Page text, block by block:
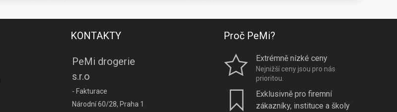
KONTAKTY
PeMi drogerie
s.r.o
- Fakturace
Národní 60/28, Praha 1
Proč PeMi?
Extrémně nízké ceny
Nejnižší ceny jsou pro nás
prioritou.
Exklusivně pro firemní
zákazníky, instituce a školy